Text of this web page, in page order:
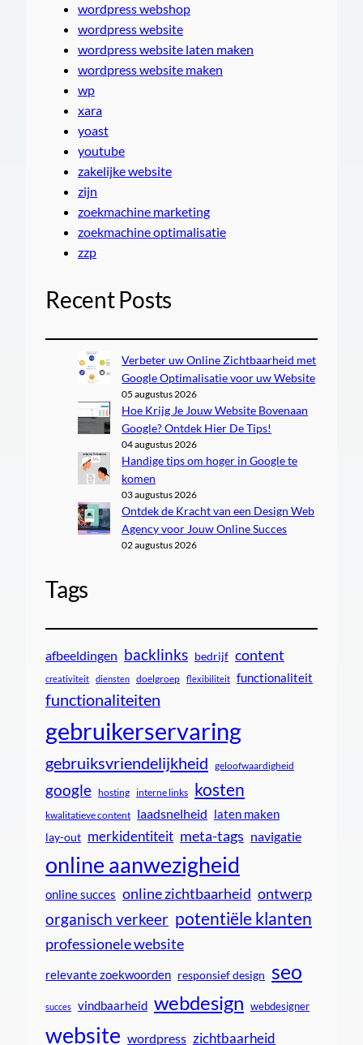
wordpress webshop
wordpress website
wordpress website laten maken
wordpress website maken
wp
xara
yoast
youtube
zakelijke website
zijn
zoekmachine marketing
zoekmachine optimalisatie
zzp
Recent Posts
Verbeter uw Online Zichtbaarheid met
Google Optimalisatie voor uw Website
05 augustus 2026
Hoe Krijg Je Jouw Website Bovenaan
Google? Ontdek Hier De Tips!
04 augustus 2026
Handige tips om hoger in Google te
komen
03 augustus 2026
Ontdek de Kracht van een Design Web
Agency voor Jouw Online Succes
02 augustus 2026
Tags
afbeeldingen backlinks bedrijf content
creativiteit diensten doelgroep flexibiliteit functionaliteit
functionaliteiten
gebruikerservaring
gebruiksvriendelijkheid geloofwaardigheid
google hosting interne links kosten
kwalitatieve content laadsnelheid laten maken
lay-out merkidentiteit meta-tags navigatie
online aanwezigheid
online succes online zichtbaarheid ontwerp
organisch verkeer potentiële klanten
professionele website
relevante zoekwoorden responsief design seo
succes vindbaarheid webdesign webdesigner
website wordpress zichtbaarheid